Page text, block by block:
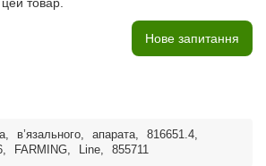
Нове запитання
, в’язального, апарата, 816651.4,
, FARMING, Line, 855711